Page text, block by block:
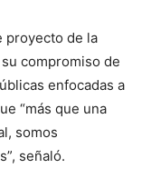
proyecto de la
compromiso de
enfocadas a
“más que una
somos
señaló.